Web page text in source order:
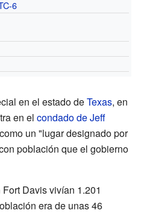
6
en el estado deTexas, en
en el condado de Jeff
un "lugar designado por
población que el gobierno
Davis vivían 1.201
era de unas 46